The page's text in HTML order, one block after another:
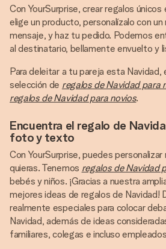
Con YourSurprise, crear regalos
elige un producto, personalízalo con
mensaje, y haz tu pedido. Podemos
al destinatario, bellamente envuelto y
Para deleitar a tu pareja esta Navidad,
selección de regalos de Navidad para
regalos de Navidad para novios.
Encuentra el regalo de
foto y texto
Con YourSurprise, puedes personalizar
quieras. Tenemos regalos de Navidad
bebés y niños. ¡Gracias a nuestra
mejores ideas de regalos de Navidad!
realmente especiales para colocar
Navidad, además de ideas
familiares, colegas e incluso